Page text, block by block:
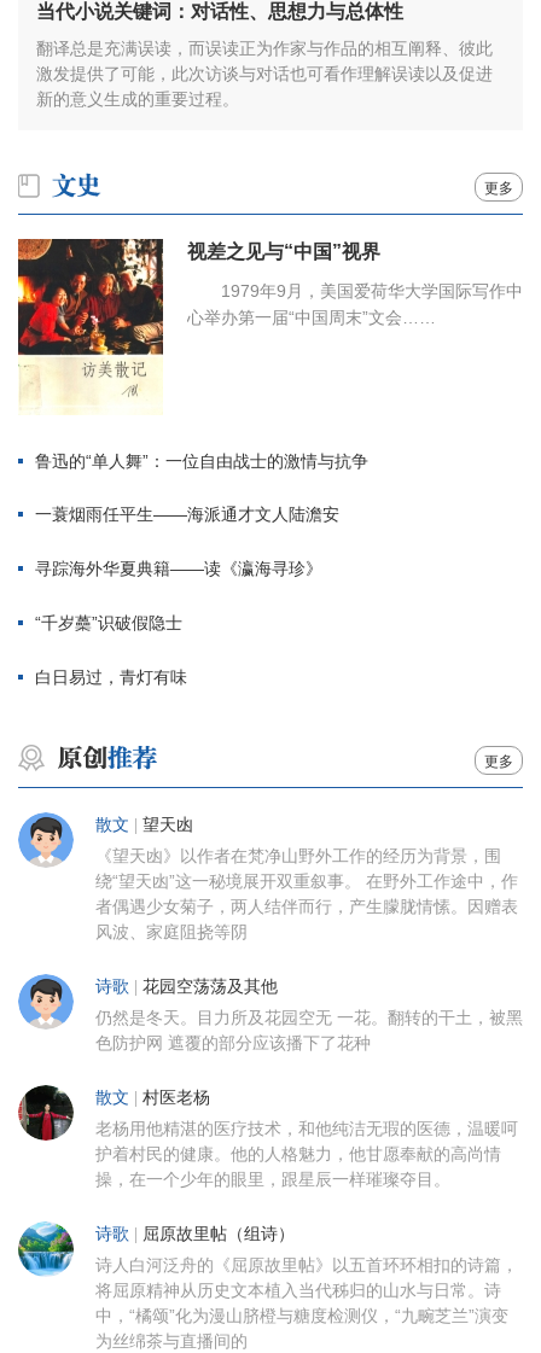
当代小说关键词：对话性、思想力与总体性
翻译总是充满误读，而误读正为作家与作品的相互阐释、彼此
激发提供了可能，此次访谈与对话也可看作理解误读以及促进
新的意义生成的重要过程。
更多
视差之见与“中国”视界
1979年9月，美国爱荷华大学国际写作中
心举办第一届“中国周末”文会……
鲁迅的“单人舞”：一位自由战士的激情与抗争
一蓑烟雨任平生——海派通才文人陆澹安
寻踪海外华夏典籍——读《瀛海寻珍》
“千岁蘽”识破假隐士
白日易过，青灯有味
更多
散文 望天凼
《望天凼》以作者在梵净山野外工作的经历为背景，围
绕“望天凼”这一秘境展开双重叙事。 在野外工作途中，作
者偶遇少女菊子，两人结伴而行，产生朦胧情愫。因赠表
风波、家庭阻挠等阴
诗歌 花园空荡荡及其他
仍然是冬天。目力所及花园空无 一花。翻转的干土，被黑
色防护网 遮覆的部分应该播下了花种
散文 村医老杨
老杨用他精湛的医疗技术，和他纯洁无瑕的医德，温暖呵
护着村民的健康。他的人格魅力，他甘愿奉献的高尚情
操，在一个少年的眼里，跟星辰一样璀璨夺目。
诗歌 屈原故里帖（组诗）
诗人白河泛舟的《屈原故里帖》以五首环环相扣的诗篇，
将屈原精神从历史文本植入当代秭归的山水与日常。诗
中，“橘颂”化为漫山脐橙与糖度检测仪，“九畹芝兰”演变
为丝绵茶与直播间的